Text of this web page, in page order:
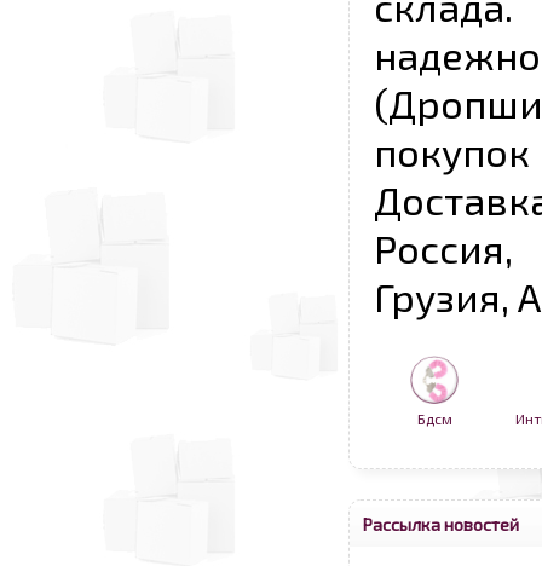
Грузия,
Бдсм
Рассылка новостей